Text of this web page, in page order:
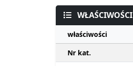
WŁAŚCIWOŚCI
właściwości
Nr kat.